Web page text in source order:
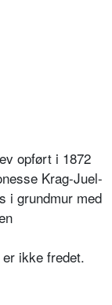
opført i 1872
Krag-Juel-
i grundmur med
ikke fredet.